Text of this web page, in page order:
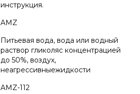
инструкция.
AMZ
Питьевая вода, вода или водный
раствор гликоляс концентрацией
до 50%, воздух,
неагрессивныежидкости
AMZ-112